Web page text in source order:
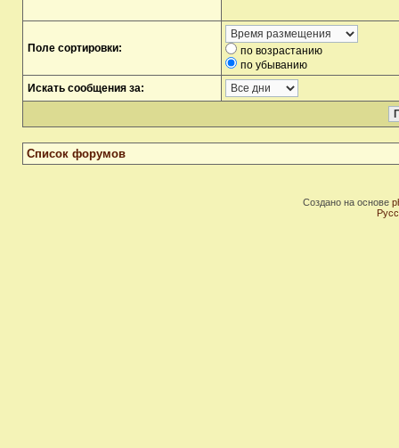
Поле сортировки:
по возрастанию
по убыванию
Искать сообщения за:
Список форумов
Создано на основе